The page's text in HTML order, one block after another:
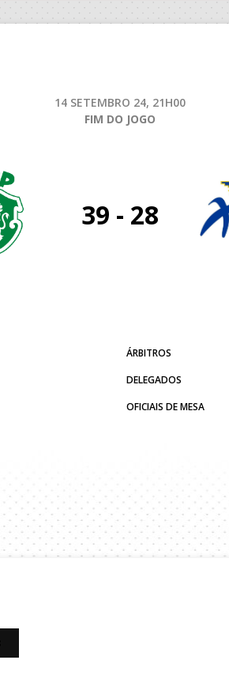
14 SETEMBRO 24, 21H00
FIM DO JOGO
39 - 28
ÁRBITROS
DELEGADOS
OFICIAIS DE MESA